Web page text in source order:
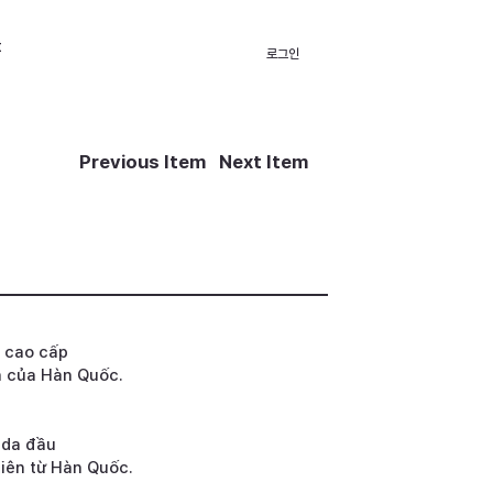
로그인
Next Item
Previous Item
cấp
Hàn Quốc.
đầu
từ Hàn Quốc.